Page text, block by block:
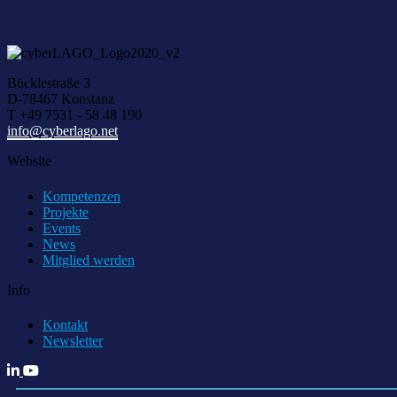
Bücklestraße 3
D-78467 Konstanz
T +49 7531 - 58 48 190
info@cyberlago.net
Website
Kompetenzen
Projekte
Events
News
Mitglied werden
Info
Kontakt
Newsletter